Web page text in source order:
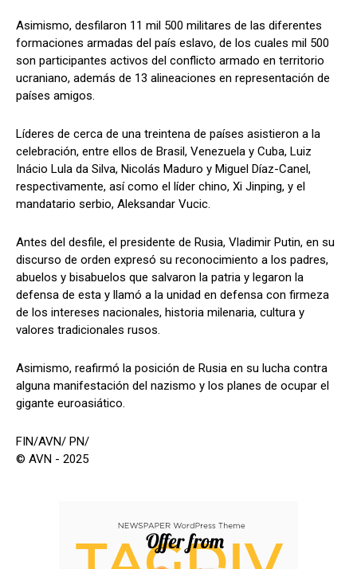
Asimismo, desfilaron 11 mil 500 militares de las diferentes
formaciones armadas del país eslavo, de los cuales mil 500
son participantes activos del conflicto armado en territorio
ucraniano, además de 13 alineaciones en representación de
países amigos.
Líderes de cerca de una treintena de países asistieron a la
celebración, entre ellos de Brasil, Venezuela y Cuba, Luiz
Inácio Lula da Silva, Nicolás Maduro y Miguel Díaz-Canel,
respectivamente, así como el líder chino, Xi Jinping, y el
mandatario serbio, Aleksandar Vucic.
Antes del desfile, el presidente de Rusia, Vladimir Putin, en su
discurso de orden expresó su reconocimiento a los padres,
abuelos y bisabuelos que salvaron la patria y legaron la
defensa de esta y llamó a la unidad en defensa con firmeza
de los intereses nacionales, historia milenaria, cultura y
valores tradicionales rusos.
Asimismo, reafirmó la posición de Rusia en su lucha contra
alguna manifestación del nazismo y los planes de ocupar el
gigante euroasiático.
FIN/AVN/ PN/
© AVN - 2025